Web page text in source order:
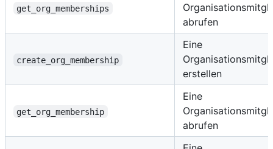
get_org_memberships
abrufen
create_org_membership
Eine
erstellen
get_org_membership
Eine
abrufen